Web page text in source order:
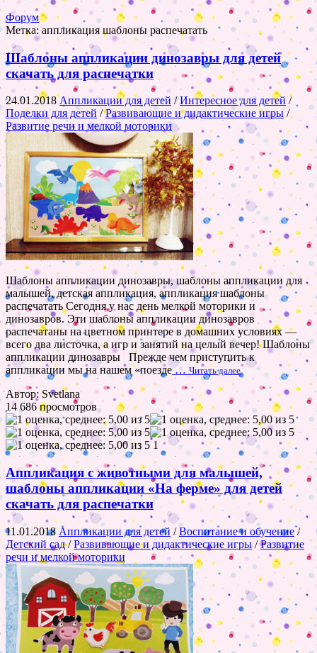
Форум
Метка:аппликация шаблоны распечатать
Шаблоны аппликации динозавры для детей
скачать для распечатки
24.01.2018Аппликации для детей /Интересное для детей /
Поделки для детей /Развивающие и дидактические игры/
Развитие речи и мелкой моторики
Шаблоны аппликации динозавры, шаблоны аппликации для
малышей, детская аппликация, аппликация шаблоны
распечатать Сегодня у нас день мелкой моторики и
динозавров. Эти шаблоны аппликации динозавров
распечатаны на цветном принтере в домашних условиях —
всего два листочка, а игр и занятий на целый вечер! Шаблоны
аппликации динозавры Прежде чем приступить к
аппликации мы на нашем «поезде…Читать далее
Автор: Svetlana
14 686 просмотров
1
Аппликация с животными для малышей,
шаблоны аппликации «На ферме» для детей
скачать для распечатки
11.01.2018 Аппликации для детей /Воспитание и обучение/
Детский сад/Развивающие и дидактические игры/Развитие
речи и мелкой моторики